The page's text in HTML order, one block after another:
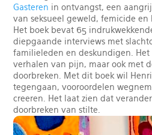
Gasteren in ontvangst, een
van seksueel geweld, femicide
Het boek bevat 65
diepgaande interviews met
familieleden en deskundigen.
verhalen van pijn, maar ook met
doorbreken. Met dit boek wil
tegengaan, vooroordelen
creeren. Het laat zien dat
doorbreken van stilte.